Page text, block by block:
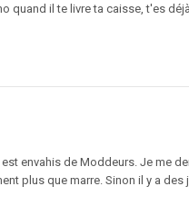
quand il te livre ta caisse, t'es
envahis de Moddeurs. Je me
plus que marre. Sinon il y a